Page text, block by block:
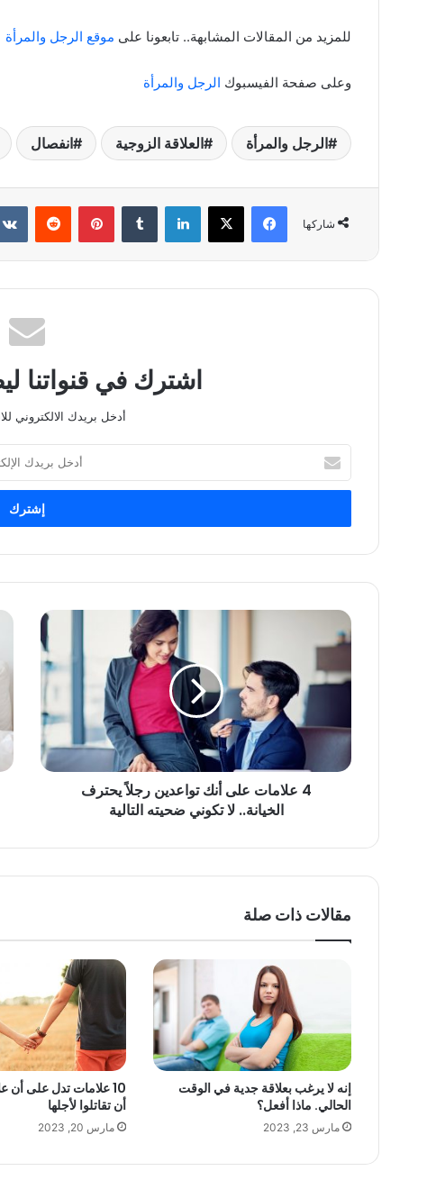
للمزيد من المقالات المشابهة.. تابعونا على موقع الرجل والمرأة
وعلى صفحة الفيسبوك الرجل والمرأة
الرجل والمرأة العلاقة الزوجية انفصال
شاركها
فيسبوك X لينكدإن بينتيريست
اشترك في قنواتنا
أدخل بريدك الالكتروني
بريدك
الإلكتروني
4 علامات على أنك تواعدين رجلاً يحترف
الخيانة.. لا تكوني ضحيته التالية
مقالات ذات صلة
إنه لا يرغب بعلاقة جدية في الوقت
الحالي. ماذا أفعل؟
مارس 23, 2023
10 علامات تدل على أن
أن تقاتلوا لأجلها
مارس 20, 2023